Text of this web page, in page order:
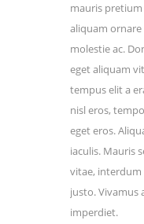
mauris pretium
aliquam
molestie ac.
eget aliquam
tempus elit a
nisl eros,
eget eros.
iaculis. Mauris
vitae, interdum
justo. Vivamus
imperdiet.